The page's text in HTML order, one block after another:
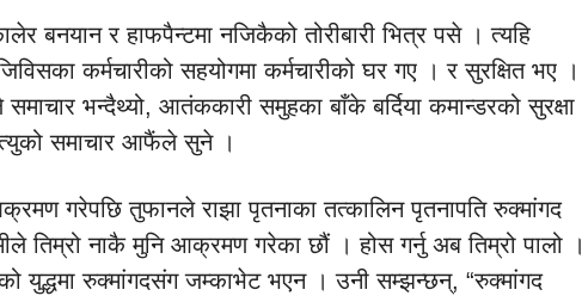
बनयान र हाफपैन्टमा नजिकैको तोरीबारी भित्र पसे । त्यहि
कर्मचारीको सहयोगमा कर्मचारीको घर गए । र सुरक्षित भए ।
भन्दैथ्यो, आतंककारी समुहका बाँके बर्दिया कमान्डरको सुरक्षा
समाचार आफैंले सुने ।
गरेपछि तुफानले राझा पृतनाका तत्कालिन पृतनापति रुक्मांगद
तिम्रो नाकै मुनि आक्रमण गरेका छौं । होस गर्नु अब तिम्रो पालो ।
युद्धमा रुक्मांगदसंग जम्काभेट भएन । उनी सम्झन्छन्, “रुक्मांगद